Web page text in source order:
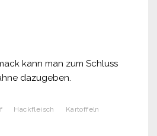
kann man zum Schluss
dazugeben.
Hackfleisch
Kartoffeln